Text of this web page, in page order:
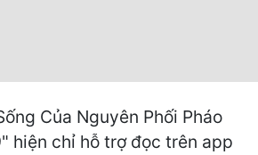
Của Nguyên Phối Pháo
hiện chỉ hỗ trợ đọc trên app